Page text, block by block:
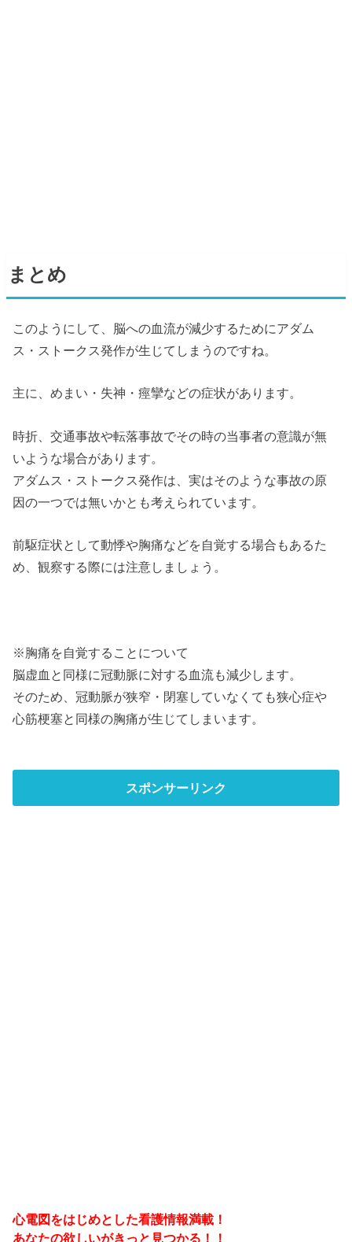
まとめ
このようにして、脳への血流が減少するためにアダム
ス・ストークス発作が生じてしまうのですね。
主に、めまい・失神・痙攣などの症状があります。
時折、交通事故や転落事故でその時の当事者の意識が無
いような場合があります。
アダムス・ストークス発作は、実はそのような事故の原
因の一つでは無いかとも考えられています。
前駆症状として動悸や胸痛などを自覚する場合もあるた
め、観察する際には注意しましょう。
※胸痛を自覚することについて
脳虚血と同様に冠動脈に対する血流も減少します。
そのため、冠動脈が狭窄・閉塞していなくても狭心症や
心筋梗塞と同様の胸痛が生じてしまいます。
スポンサーリンク
心電図をはじめとした看護情報満載！
あなたの欲しいがきっと見つかる！！